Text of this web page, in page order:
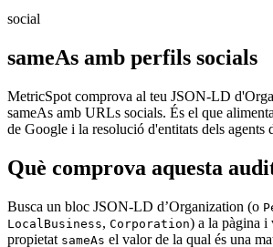
social
sameAs amb perfils socials
MetricSpot comprova al teu JSON-LD
sameAs amb URLs socials. És el que
de Google i la resolució d'entitats dels agents
Què comprova aquesta
Busca un bloc JSON-LD d’Organization (o
LocalBusiness, Corporation) a la pàgina i
propietat sameAs el valor de la qual és una